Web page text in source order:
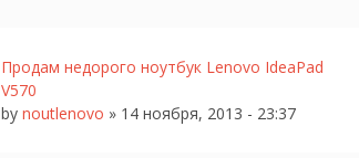
Продам недорого ноутбук Lenovo IdeaPad
V570
by noutlenovo » 14 ноября, 2013 - 23:37